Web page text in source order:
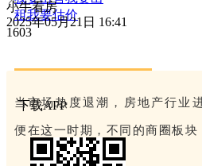
租我要估价
下载APP
小牛看房
2025年05月21日 16:41
1603
当市场热度退潮，房地产行业
便在这一时期，不同的商圈板块